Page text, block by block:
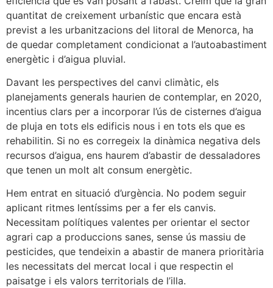
quantitat de creixement urbanístic que encara està
previst a les urbanitzacions del litoral de Menorca, ha
de quedar completament condicionat a l’autoabastiment
energètic i d’aigua pluvial.
Davant les perspectives del canvi climàtic, els
planejaments generals haurien de contemplar, en 2020,
incentius clars per a incorporar l’ús de cisternes d’aigua
de pluja en tots els edificis nous i en tots els que es
rehabilitin. Si no es corregeix la dinàmica negativa dels
recursos d’aigua, ens haurem d’abastir de dessaladores
que tenen un molt alt consum energètic.
Hem entrat en situació d’urgència. No podem seguir
aplicant ritmes lentíssims per a fer els canvis.
Necessitam polítiques valentes per orientar el sector
agrari cap a produccions sanes, sense ús massiu de
pesticides, que tendeixin a abastir de manera prioritària
les necessitats del mercat local i que respectin el
paisatge i els valors territorials de l’illa.